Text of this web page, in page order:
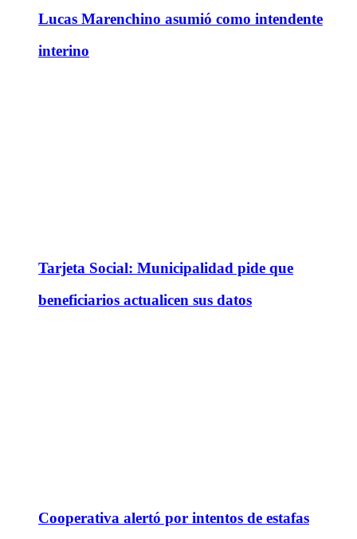
Lucas Marenchino asumió como intendente
interino
Tarjeta Social: Municipalidad pide que
beneficiarios actualicen sus datos
Cooperativa alertó por intentos de estafas